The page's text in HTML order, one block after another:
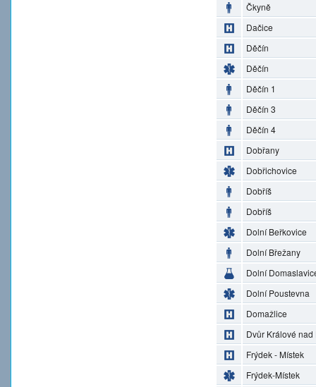
Čkyně
Dačice
Děčín
Děčín
Děčín 1
Děčín 3
Děčín 4
Dobřany
Dobřichovice
Dobříš
Dobříš
Dolní Beřkovice
Dolní Břežany
Dolní
Dolní Poustevna
Domažlice
Dvůr Králové nad
Frýdek - Místek
Frýdek-Místek